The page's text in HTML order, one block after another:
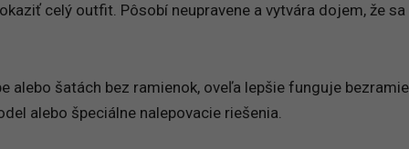
celý outfit. Pôsobí neupravene a vytvára dojem, že sa
alebo šatách bez ramienok, oveľa lepšie funguje
alebo špeciálne nalepovacie riešenia.